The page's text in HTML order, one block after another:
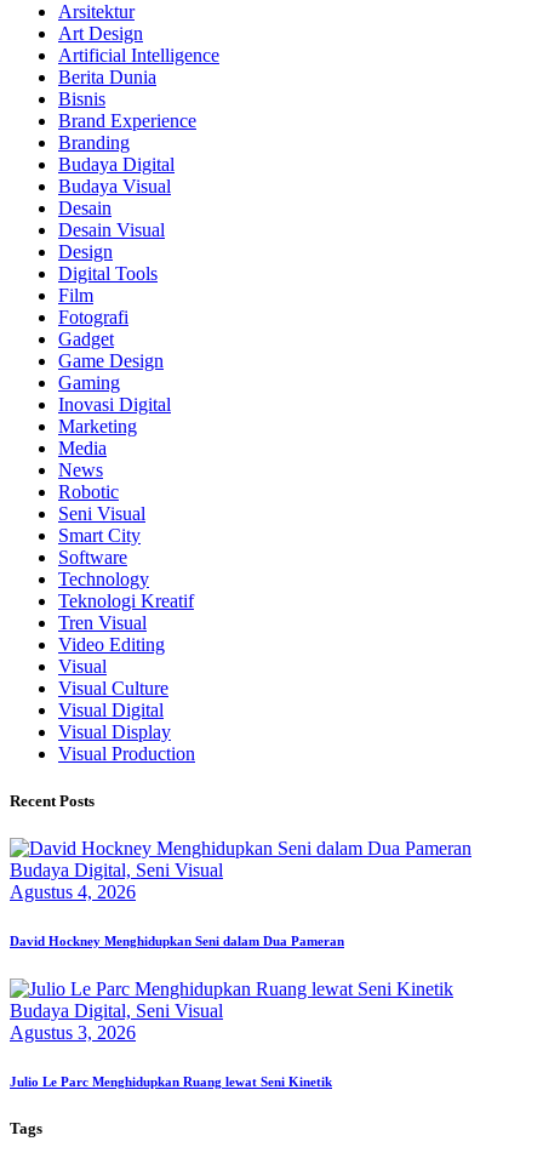
Arsitektur
Art Design
Artificial Intelligence
Berita Dunia
Bisnis
Brand Experience
Branding
Budaya Digital
Budaya Visual
Desain
Desain Visual
Design
Digital Tools
Film
Fotografi
Gadget
Game Design
Gaming
Inovasi Digital
Marketing
Media
News
Robotic
Seni Visual
Smart City
Software
Technology
Teknologi Kreatif
Tren Visual
Video Editing
Visual
Visual Culture
Visual Digital
Visual Display
Visual Production
Recent Posts
Budaya Digital, Seni Visual
Agustus 4, 2026
David Hockney Menghidupkan Seni dalam Dua Pameran
Budaya Digital, Seni Visual
Agustus 3, 2026
Julio Le Parc Menghidupkan Ruang lewat Seni Kinetik
Tags